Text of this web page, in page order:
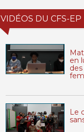
VIDÉOS DU CFS-EP
en
Le